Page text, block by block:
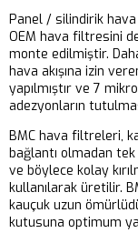
Panel / silindirik
OEM hava filtresini
monte edilmiştir.
hava akışına izin
yapılmıştır ve 7
adezyonların
BMC hava filtreleri,
bağlantı olmadan
ve böylece kolay
kullanılarak üretilir.
kauçuk uzun
kutusuna optimum